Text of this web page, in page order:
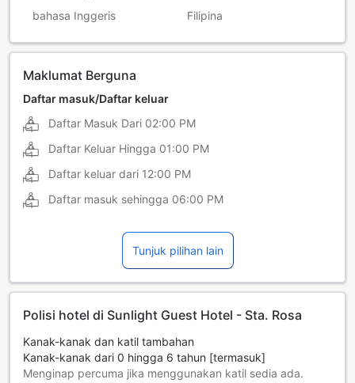
bahasa Inggeris Filipina
Maklumat Berguna
Daftar masuk/Daftar keluar
Daftar Masuk Dari 02:00 PM
Daftar Keluar Hingga 01:00 PM
Daftar keluar dari 12:00 PM
Daftar masuk sehingga 06:00 PM
Tunjuk pilihan lain
Polisi hotel di Sunlight Guest Hotel - Sta. Rosa
Kanak-kanak dan katil tambahan
Kanak-kanak dari 0 hingga 6 tahun [termasuk]
Menginap percuma jika menggunakan katil sedia ada.